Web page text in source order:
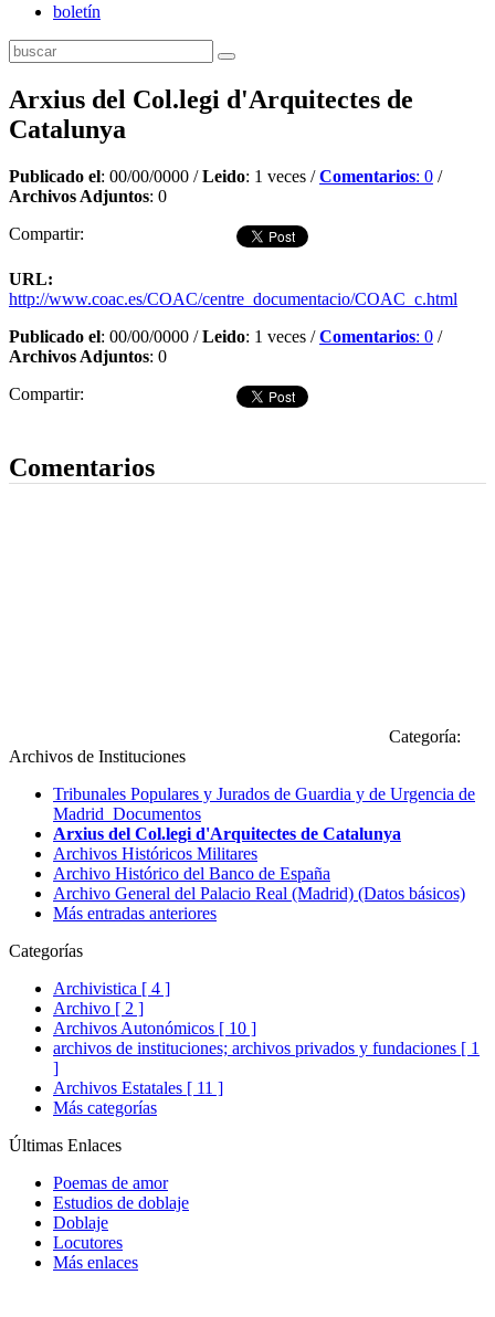
boletín
Arxius del Col.legi d'Arquitectes de
Catalunya
Publicado el: 00/00/0000 /Leido: 1 veces /Comentarios: 0 /
Archivos Adjuntos: 0
Compartir:
URL:
http://www.coac.es/COAC/centre_documentacio/COAC_c.html
Publicado el: 00/00/0000 /Leido: 1 veces /Comentarios: 0 /
Archivos Adjuntos: 0
Compartir:
Comentarios
Categoría:
Archivos de Instituciones
Tribunales Populares y Jurados de Guardia y de Urgencia de
Madrid_Documentos
Arxius del Col.legi d'Arquitectes de Catalunya
Archivos Históricos Militares
Archivo Histórico del Banco de España
Archivo General del Palacio Real (Madrid) (Datos básicos)
Más entradas anteriores
Categorías
Archivistica [ 4 ]
Archivo [ 2 ]
Archivos Autonómicos [ 10 ]
archivos de instituciones; archivos privados y fundaciones [ 1
]
Archivos Estatales [ 11 ]
Más categorías
Últimas Enlaces
Poemas de amor
Estudios de doblaje
Doblaje
Locutores
Más enlaces